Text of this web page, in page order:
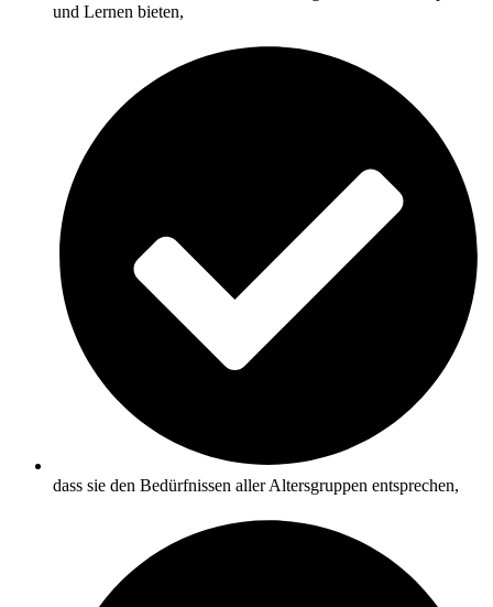
und Lernen bieten,
dass sie den Bedürfnissen aller Altersgruppen entsprechen,